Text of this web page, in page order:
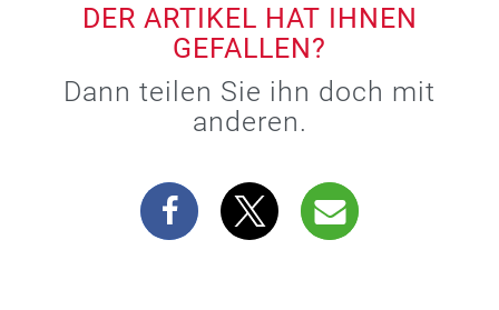
DER ARTIKEL HAT IHNEN
GEFALLEN?
Dann teilen Sie ihn doch mit
anderen.